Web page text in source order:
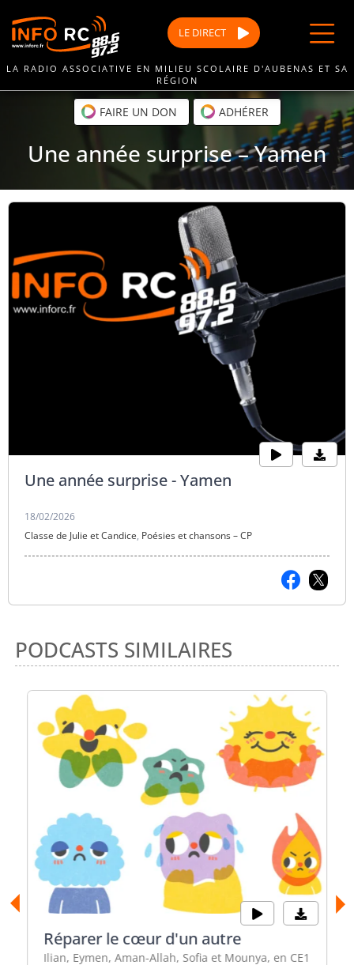
au
contenu
LE DIRECT
LA RADIO ASSOCIATIVE EN MILIEU SCOLAIRE D'AUBENAS ET SA
RÉGION
FAIRE UN DON ADHÉRER
Une année surprise – Yamen
Une année surprise - Yamen
18/02/2026
Classe de Julie et Candice, Poésies et chansons – CP
PODCASTS SIMILAIRES
Réparer le cœur d'un autre
Ilian, Eymen, Aman-Allah, Sofia et Mounya, en CE1